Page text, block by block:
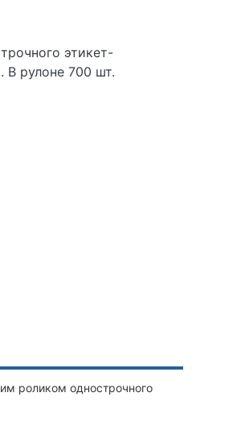
этикет-
В рулоне 700 шт.
роликом однострочного